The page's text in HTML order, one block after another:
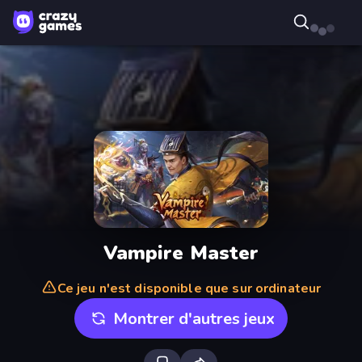
Vampire Master
Ce jeu n'est disponible que sur ordinateur
Montrer d'autres jeux